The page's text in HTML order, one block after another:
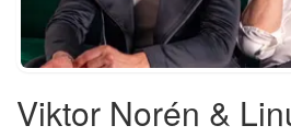
Viktor Norén &